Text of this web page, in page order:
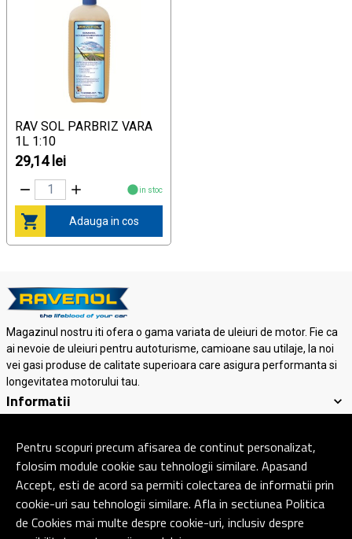
RAV SOL PARBRIZ VARA
1L 1:10
29,14 lei
in stoc
Adauga in cos
Magazinul nostru iti ofera o gama variata de uleiuri de motor. Fie ca
ai nevoie de uleiuri pentru autoturisme, camioane sau utilaje, la noi
vei gasi produse de calitate superioara care asigura performanta si
longevitatea motorului tau.
Informatii
Contact
© Copyright 2026 Ravenol Lubricants.Toate drepturile rezervate.
Pentru scopuri precum afisarea de continut personalizat,
folosim module cookie sau tehnologii similare. Apasand
Accept, esti de acord sa permiti colectarea de informatii prin
cookie-uri sau tehnologii similare. Afla in sectiunea Politica
de Cookies mai multe despre cookie-uri, inclusiv despre